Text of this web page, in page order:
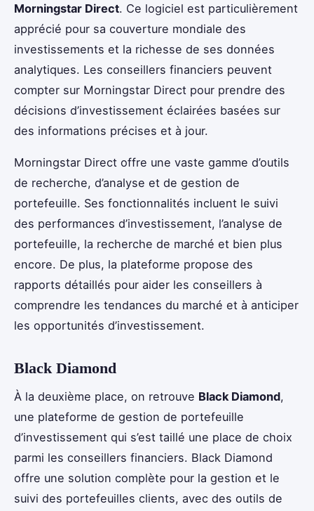
Morningstar Direct. Ce logiciel est particulièrement
apprécié pour sa couverture mondiale des
investissements et la richesse de ses données
analytiques. Les conseillers financiers peuvent
compter sur Morningstar Direct pour prendre des
décisions d’investissement éclairées basées sur
des informations précises et à jour.
Morningstar Direct offre une vaste gamme d’outils
de recherche, d’analyse et de gestion de
portefeuille. Ses fonctionnalités incluent le suivi
des performances d’investissement, l’analyse de
portefeuille, la recherche de marché et bien plus
encore. De plus, la plateforme propose des
rapports détaillés pour aider les conseillers à
comprendre les tendances du marché et à anticiper
les opportunités d’investissement.
Black Diamond
À la deuxième place, on retrouve Black Diamond,
une plateforme de gestion de portefeuille
d’investissement qui s’est taillé une place de choix
parmi les conseillers financiers. Black Diamond
offre une solution complète pour la gestion et le
suivi des portefeuilles clients, avec des outils de